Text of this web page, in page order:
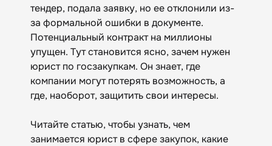
тендер, подала заявку, но ее отклонили из-
за формальной ошибки в документе.
Потенциальный контракт на миллионы
упущен. Тут становится ясно, зачем нужен
юрист по госзакупкам. Он знает, где
компании могут потерять возможность, а
где, наоборот, защитить свои интересы.
Читайте статью, чтобы узнать, чем
занимается юрист в сфере закупок, какие